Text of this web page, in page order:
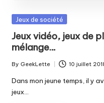
Posted
Jeux de société
Jeux vidéo, jeux de
mélange…
Posted
by
By GeekLette 10 juillet
Dans mon jeune temps, il y
jeux…